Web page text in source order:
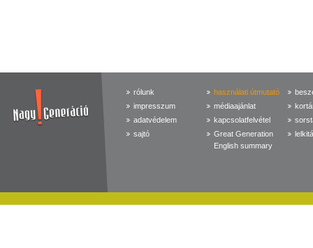
rólunk
impresszum
adatvédelem
sajtó
használati útmutató
médiaajánlat
kapcsolatfelvétel
Great Generation
English summary